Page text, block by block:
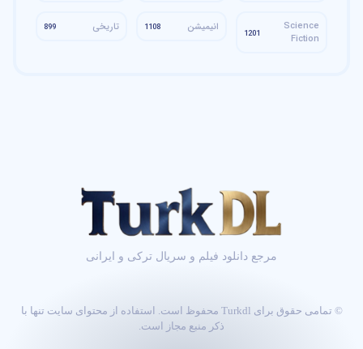
Science
Fiction
1201 انیمیشن 1108 تاریخی 899
مرجع دانلود فیلم و سریال ترکی و ایرانی
© تمامی حقوق برای Turkdl محفوظ است. استفاده از محتوای سایت تنها با
ذکر منبع مجاز است.